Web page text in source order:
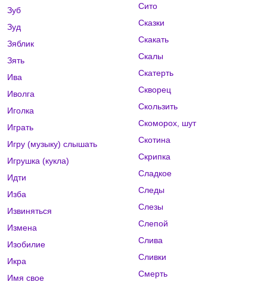
Зуб
Зуд
Зяблик
Зять
Ива
Иволга
Иголка
Играть
Игру (музыку) слышать
Игрушка (кукла)
Идти
Изба
Извиняться
Измена
Изобилие
Икра
Имя свое
Сито
Сказки
Скакать
Скалы
Скатерть
Скворец
Скользить
Скоморох, шут
Скотина
Скрипка
Сладкое
Следы
Слезы
Слепой
Слива
Сливки
Смерть